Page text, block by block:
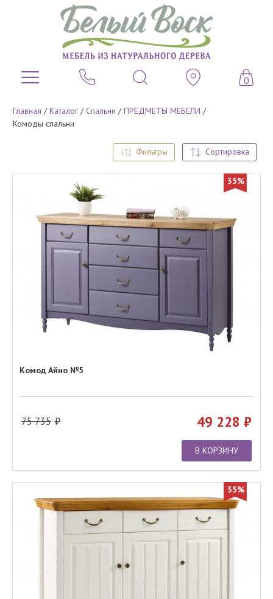
0
Главная /Каталог / Спальни /ПРЕДМЕТЫ МЕБЕЛИ /
Комоды спальни
Фильтры Сортировка
35%
Комод Айно №5
75 735 49 228
В КОРЗИНУ
35%